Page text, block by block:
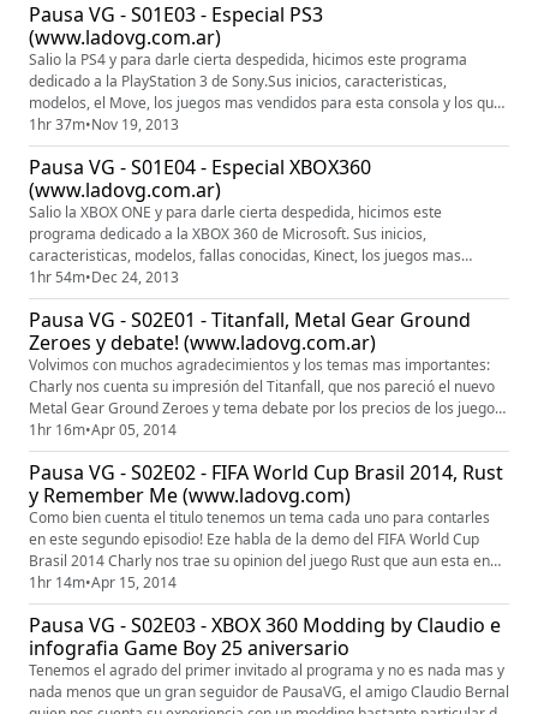
Pausa VG - S01E03 - Especial PS3
(www.ladovg.com.ar)
Salio la PS4 y para darle cierta despedida, hicimos este programa
dedicado a la PlayStation 3 de Sony.Sus inicios, caracteristicas,
modelos, el Move, los juegos mas vendidos para esta consola y los que
debes jugar. Ademas el Flash VG de siempre con noticias relevantes y 3
temitas a elección. A disfrutar!
1hr 37m•Nov 19, 2013
Pausa VG - S01E04 - Especial XBOX360
(www.ladovg.com.ar)
Salio la XBOX ONE y para darle cierta despedida, hicimos este
programa dedicado a la XBOX 360 de Microsoft. Sus inicios,
caracteristicas, modelos, fallas conocidas, Kinect, los juegos mas
vendidos y los que debes jugar. Entre pausas, les dejamos como es de
costumbre 3 temitas a elección. Disculpen la demora, pero fue un fin de
año caótico!A disfrutar!
1hr 54m•Dec 24, 2013
Pausa VG - S02E01 - Titanfall, Metal Gear Ground
Zeroes y debate! (www.ladovg.com.ar)
Volvimos con muchos agradecimientos y los temas mas importantes:
Charly nos cuenta su impresión del Titanfall, que nos pareció el nuevo
Metal Gear Ground Zeroes y tema debate por los precios de los juegos
en Argentina, nos afecta?3 temas a elección como es de costumbre y lo
mas importante, es que les guste!
1hr 16m•Apr 05, 2014
Pausa VG - S02E02 - FIFA World Cup Brasil 2014, Rust
y Remember Me (www.ladovg.com)
Como bien cuenta el titulo tenemos un tema cada uno para contarles
en este segundo episodio! Eze habla de la demo del FIFA World Cup
Brasil 2014 Charly nos trae su opinion del juego Rust que aun esta en
version alpha. Jinx nos deja su opinion acerca del Remember Me (Free
para miembros de PSN Plus). Volvimos con las noticias con Flash VG y 3
temas a elección! Buscanos en Facebook, LADO VG y e...
1hr 14m•Apr 15, 2014
Pausa VG - S02E03 - XBOX 360 Modding by Claudio e
infografia Game Boy 25 aniversario
Tenemos el agrado del primer invitado al programa y no es nada mas y
nada menos que un gran seguidor de PausaVG, el amigo Claudio Bernal